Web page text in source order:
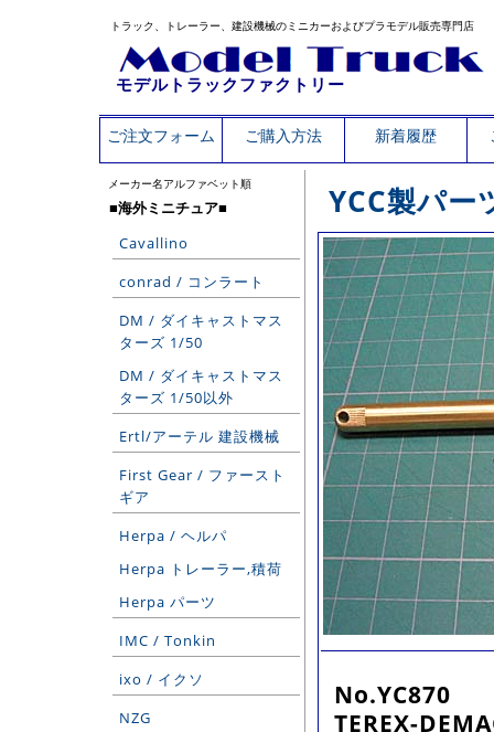
トラック、トレーラー、建設機械のミニカーおよびプラモデル販売専門店
モデルトラックファクトリー
ご注文フォーム ご購入方法 新着履歴
メーカー名アルファベット順
■海外ミニチュア■
Cavallino
conrad / コンラート
DM / ダイキャストマス
ターズ 1/50
DM / ダイキャストマス
ターズ 1/50以外
Ertl/アーテル 建設機械
First Gear / ファースト
ギア
Herpa / ヘルパ
Herpa トレーラー,積荷
Herpa パーツ
IMC / Tonkin
ixo / イクソ
NZG
YCC製パー
No.YC870
TEREX-